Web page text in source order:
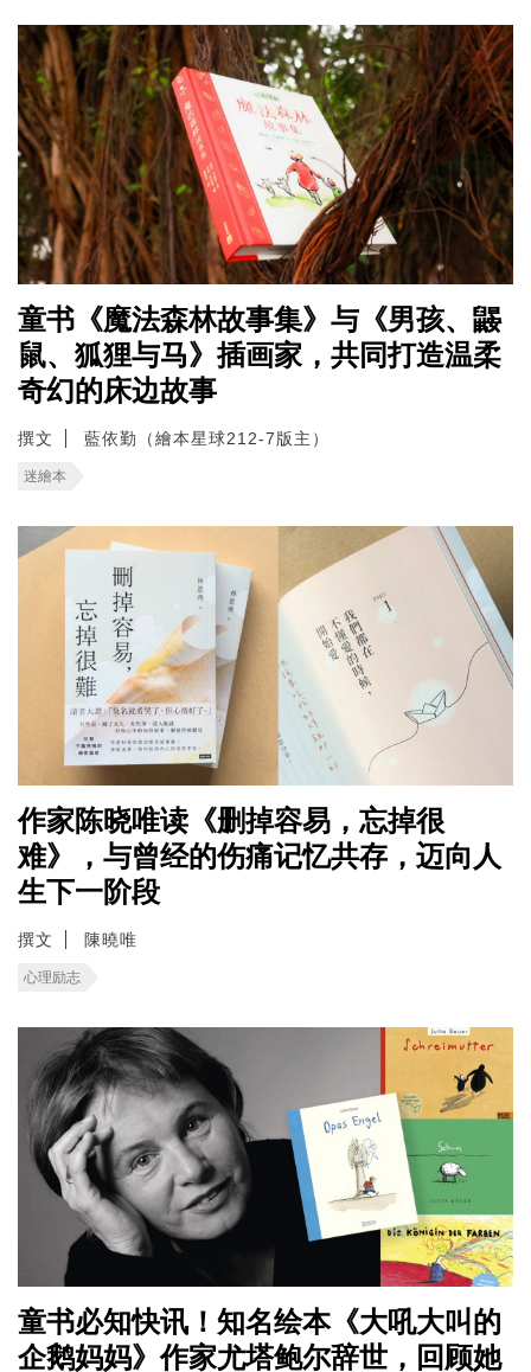
童书《魔法森林故事集》与《男孩、鼹
鼠、狐狸与马》插画家，共同打造温柔
奇幻的床边故事
撰文 藍依勤（繪本星球212-7版主）
迷繪本
作家陈晓唯读《删掉容易，忘掉很
难》，与曾经的伤痛记忆共存，迈向人
生下一阶段
撰文 陳曉唯
心理励志
童书必知快讯！知名绘本《大吼大叫的
企鹅妈妈》作家尤塔鲍尔辞世，回顾她